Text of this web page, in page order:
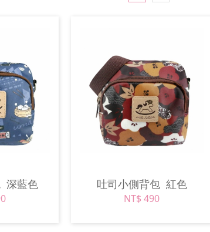
深藍色 吐司小側背包 紅色
NT$ 490